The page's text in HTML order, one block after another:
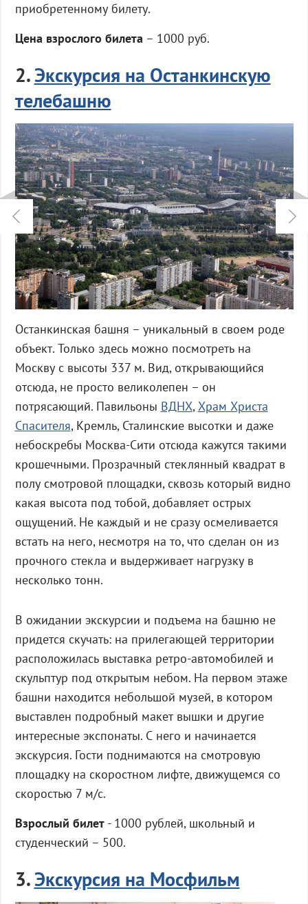
приобретенному билету.
Цена взрослого билета – 1000 руб.
2.Экскурсия на Останкинскую
телебашню
Останкинская башня – уникальный в своем роде
объект. Только здесь можно посмотреть на
Москву с высоты 337 м. Вид, открывающийся
отсюда, не просто великолепен – он
потрясающий. Павильоны ВДНХ,Храм Христа
Спасителя, Кремль, Сталинские высотки и даже
небоскребы Москва-Сити отсюда кажутся такими
крошечными. Прозрачный стеклянный квадрат в
полу смотровой площадки, сквозь который видно
какая высота под тобой, добавляет острых
ощущений. Не каждый и не сразу осмеливается
встать на него, несмотря на то, что сделан он из
прочного стекла и выдерживает нагрузку в
несколько тонн.
В ожидании экскурсии и подъема на башню не
придется скучать: на прилегающей территории
расположилась выставка ретро-автомобилей и
скульптур под открытым небом. На первом этаже
башни находится небольшой музей, в котором
выставлен подробный макет вышки и другие
интересные экспонаты. С него и начинается
экскурсия. Гости поднимаются на смотровую
площадку на скоростном лифте, движущемся со
скоростью 7 м/с.
Взрослый билет- 1000 рублей, школьный и
студенческий – 500.
3.Экскурсия на Мосфильм